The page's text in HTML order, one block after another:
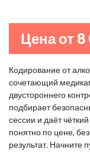
Цена от 8
Кодирование от
сочетающий
двустороннего
подбирает
сессии и даёт
понятно по цене,
результат. Начните